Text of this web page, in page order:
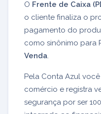
O Frente de Caixa
o cliente finaliza o
pagamento do
como sinônimo para
Venda
Pela Conta Azul
comércio e registra
segurança por ser